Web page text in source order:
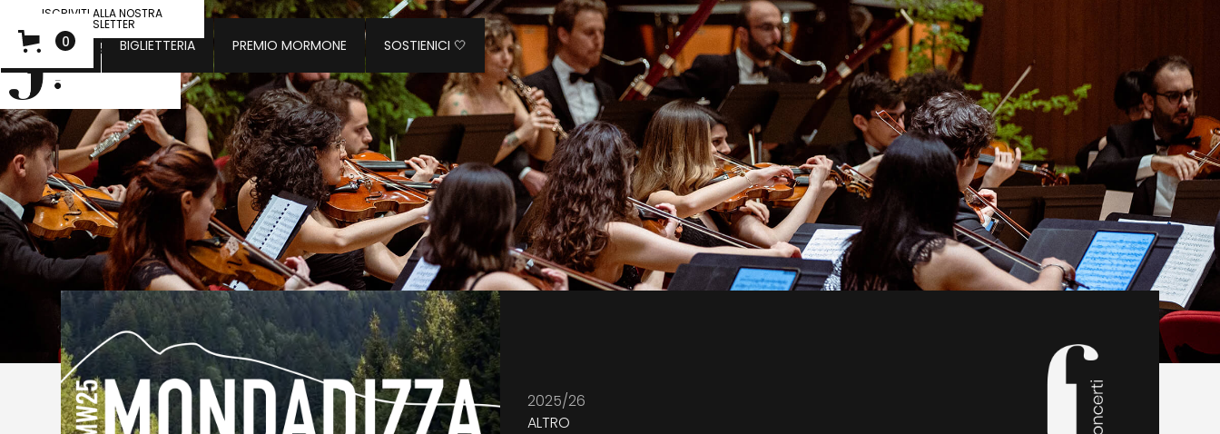
CONCERTI BIGLIETTERIA PREMIO MORMONE SOSTIENICI 🤍
0
ISCRIVITI ALLA NOSTRA
NEWSLETTER
2025/26
ALTRO